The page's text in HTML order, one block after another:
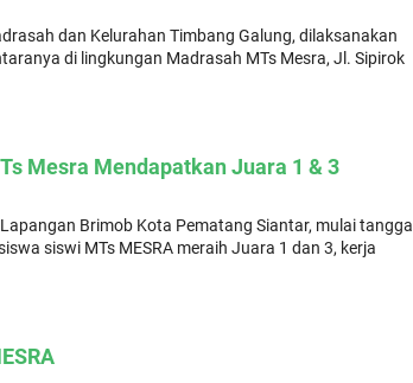
dan Kelurahan Timbang Galung, dilaksanakan
di lingkungan Madrasah MTs Mesra, Jl. Sipirok
Mesra Mendapatkan Juara 1 & 3
Brimob Kota Pematang Siantar, mulai tanggal
siswi MTs MESRA meraih Juara 1 dan 3, kerja